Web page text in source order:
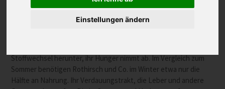
Einstellungen ändern
den Winter nicht zu überleben.
Stoffwechsel herunter, ihr Hunger nimmt ab. Im Vergleich zum
Sommer benötigen Rothirsch und Co. im Winter etwa nur die
Hälfte an Nahrung. Ihr Verdauungstrakt, die Leber und andere